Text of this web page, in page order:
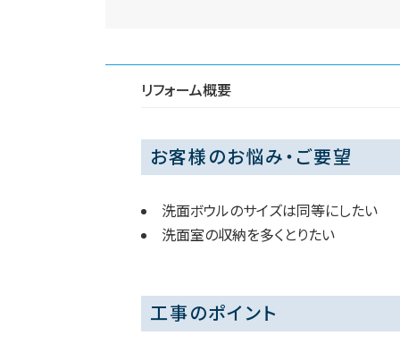
リフォーム概要
お客様のお悩み・ご要望
洗面ボウルのサイズは同等にしたい
洗面室の収納を多くとりたい
工事のポイント